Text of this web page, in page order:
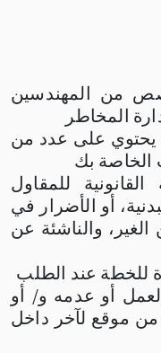
من المهندسين
المخاطر
على عدد من
الخاصة بك
للمقاول
أو الأضرار في
والناشئة عن
للخطة عند الطلب
أو عدمه و/ أو
من موقع لآخر داخل